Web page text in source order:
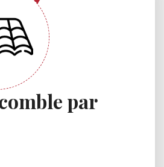
par